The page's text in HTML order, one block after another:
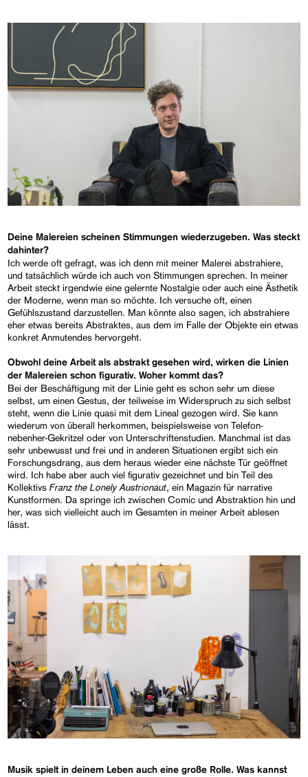
Deine Malereien scheinen Stimmungen wiederzugeben. Was steckt
dahinter?
Ich werde oft gefragt, was ich denn mit meiner Malerei abstrahiere,
und tatsächlich würde ich auch von Stimmungen sprechen. In meiner
Arbeit steckt irgendwie eine gelernte Nostalgie oder auch eine Ästhetik
der Moderne, wenn man so möchte. Ich versuche oft, einen
Gefühlszustand darzustellen. Man könnte also sagen, ich abstrahiere
eher etwas bereits Abstraktes, aus dem im Falle der Objekte ein etwas
konkret Anmutendes hervorgeht.
Obwohl deine Arbeit als abstrakt gesehen wird, wirken die Linien
der Malereien schon figurativ. Woher kommt das?
Bei der Beschäftigung mit der Linie geht es schon sehr um diese
selbst, um einen Gestus, der teilweise im Widerspruch zu sich selbst
steht, wenn die Linie quasi mit dem Lineal gezogen wird. Sie kann
wiederum von überall herkommen, beispielsweise von Telefon-
nebenher-Gekritzel oder von Unterschriftenstudien. Manchmal ist das
sehr unbewusst und frei und in anderen Situationen ergibt sich ein
Forschungsdrang, aus dem heraus wieder eine nächste Tür geöffnet
wird. Ich habe aber auch viel figurativ gezeichnet und bin Teil des
KollektivsFranz the Lonely Austrionaut, ein Magazin für narrative
Kunstformen. Da springe ich zwischen Comic und Abstraktion hin und
her, was sich vielleicht auch im Gesamten in meiner Arbeit ablesen
lässt.
Musik spielt in deinem Leben auch eine große Rolle. Was kannst